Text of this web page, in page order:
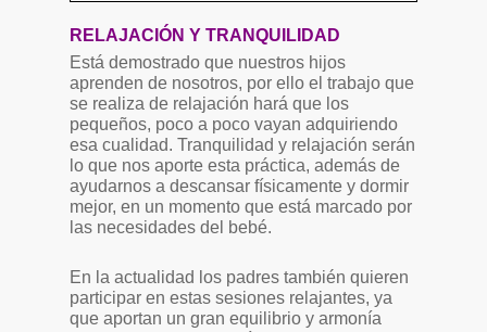
RELAJACIÓN Y TRANQUILIDAD
Está demostrado que nuestros hijos
aprenden de nosotros, por ello el trabajo que
se realiza de relajación hará que los
pequeños, poco a poco vayan adquiriendo
esa cualidad. Tranquilidad y relajación serán
lo que nos aporte esta práctica, además de
ayudarnos a descansar físicamente y dormir
mejor, en un momento que está marcado por
las necesidades del bebé.
En la actualidad los padres también quieren
participar en estas sesiones relajantes, ya
que aportan un gran equilibrio y armonía